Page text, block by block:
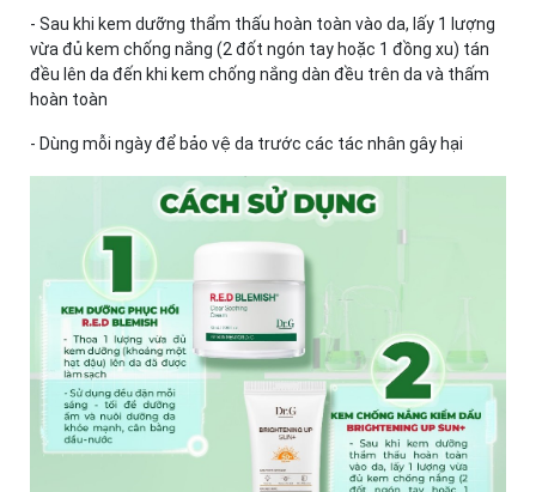
- Sau khi kem dưỡng thẩm thấu hoàn toàn vào da, lấy 1 lượng
vừa đủ kem chống nắng (2 đốt ngón tay hoặc 1 đồng xu) tán
đều lên da đến khi kem chống nắng dàn đều trên da và thấm
hoàn toàn
- Dùng mỗi ngày để bảo vệ da trước các tác nhân gây hại